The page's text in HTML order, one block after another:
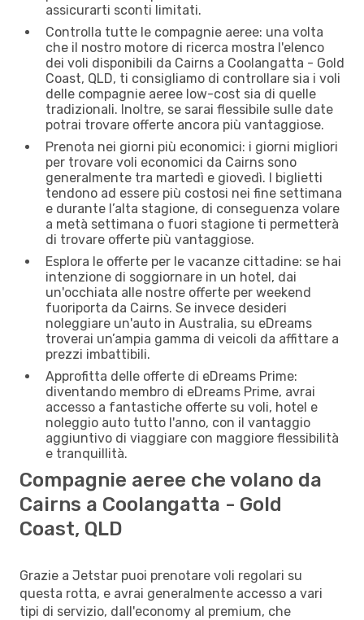
assicurarti sconti limitati.
Controlla tutte le compagnie aeree: una volta
che il nostro motore di ricerca mostra l'elenco
dei voli disponibili da Cairns a Coolangatta - Gold
Coast, QLD, ti consigliamo di controllare sia i voli
delle compagnie aeree low-cost sia di quelle
tradizionali. Inoltre, se sarai flessibile sulle date
potrai trovare offerte ancora più vantaggiose.
Prenota nei giorni più economici: i giorni migliori
per trovare voli economici da Cairns sono
generalmente tra martedì e giovedì. I biglietti
tendono ad essere più costosi nei fine settimana
e durante l’alta stagione, di conseguenza volare
a metà settimana o fuori stagione ti permetterà
di trovare offerte più vantaggiose.
Esplora le offerte per le vacanze cittadine: se hai
intenzione di soggiornare in un hotel, dai
un'occhiata alle nostre offerte per weekend
fuoriporta da Cairns. Se invece desideri
noleggiare un'auto in Australia, su eDreams
troverai un’ampia gamma di veicoli da affittare a
prezzi imbattibili.
Approfitta delle offerte di eDreams Prime:
diventando membro di eDreams Prime, avrai
accesso a fantastiche offerte su voli, hotel e
noleggio auto tutto l'anno, con il vantaggio
aggiuntivo di viaggiare con maggiore flessibilità
e tranquillità.
Compagnie aeree che volano da
Cairns a Coolangatta - Gold
Coast, QLD
Grazie a Jetstar puoi prenotare voli regolari su
questa rotta, e avrai generalmente accesso a vari
tipi di servizio, dall'economy al premium, che